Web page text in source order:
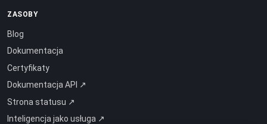
ZASOBY
Blog
Dokumentacja
Certyfikaty
Dokumentacja API ↗
Strona statusu ↗
Inteligencja jako usługa ↗